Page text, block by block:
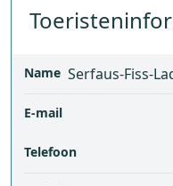
Name Serfaus-Fiss-
E-mail
Telefoon